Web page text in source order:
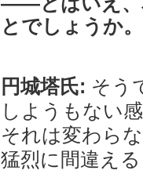
とでしょうか。
円城塔氏: そう
しようもない
それは変わら
猛烈に間違え